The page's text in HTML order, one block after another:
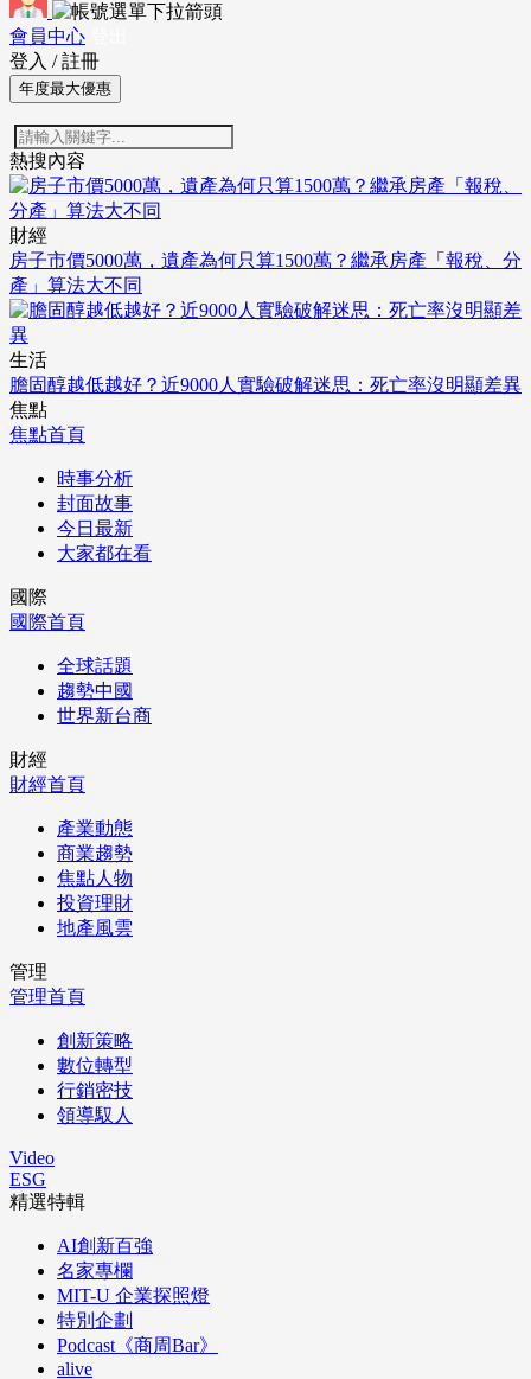
會員中心
登入 / 註冊
年度最大優惠
熱搜內容
財經
房子市價5000萬，遺產為何只算1500萬？繼承房產「報稅、分
產」算法大不同
生活
膽固醇越低越好？近9000人實驗破解迷思：死亡率沒明顯差異
焦點
焦點首頁
時事分析
封面故事
今日最新
大家都在看
國際
國際首頁
全球話題
趨勢中國
世界新台商
財經
財經首頁
產業動態
商業趨勢
焦點人物
投資理財
地產風雲
管理
管理首頁
創新策略
數位轉型
行銷密技
領導馭人
Video
ESG
精選特輯
AI創新百強
名家專欄
MIT-U 企業探照燈
特別企劃
Podcast《商周Bar》
alive